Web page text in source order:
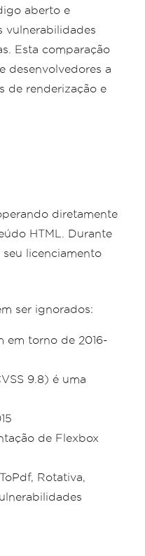
aberto e
vulnerabilidades
Esta comparação
desenvolvedores a
de renderização e
diretamente
HTML. Durante
licenciamento
ser ignorados:
em torno de 2016-
9.8) é uma
de Flexbox
Rotativa,